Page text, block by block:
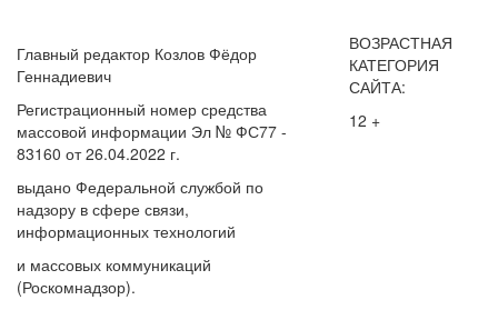
Главный редактор Козлов Фёдор
Геннадиевич
Регистрационный номер средства
массовой информации Эл № ФС77 -
83160 от 26.04.2022 г.
выдано Федеральной службой по
надзору в сфере связи,
информационных технологий
и массовых коммуникаций
(Роскомнадзор).
ВОЗРАСТНАЯ
КАТЕГОРИЯ
САЙТА:
12 +